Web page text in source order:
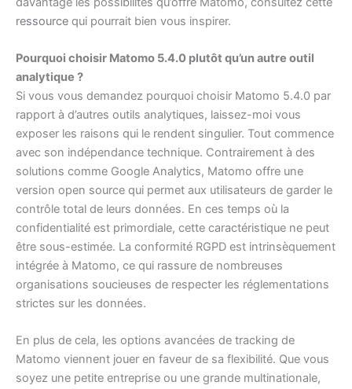
ressource qui pourrait bien vous inspirer.
Pourquoi choisir Matomo 5.4.0 plutôt qu’un autre outil
analytique ?
Si vous vous demandez pourquoi choisir Matomo 5.4.0 par
rapport à d’autres outils analytiques, laissez-moi vous
exposer les raisons qui le rendent singulier. Tout commence
avec son indépendance technique. Contrairement à des
solutions comme Google Analytics, Matomo offre une
version open source qui permet aux utilisateurs de garder le
contrôle total de leurs données. En ces temps où la
confidentialité est primordiale, cette caractéristique ne peut
être sous-estimée. La conformité RGPD est intrinsèquement
intégrée à Matomo, ce qui rassure de nombreuses
organisations soucieuses de respecter les réglementations
strictes sur les données.
En plus de cela, les options avancées de tracking de
Matomo viennent jouer en faveur de sa flexibilité. Que vous
soyez une petite entreprise ou une grande multinationale,